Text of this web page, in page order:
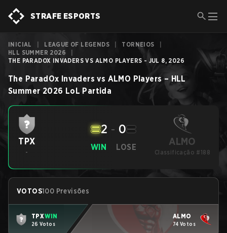
STRAFE ESPORTS
INICIAL LEAGUE OF LEGENDS TORNEIOS
HLL SUMMER 2026
THE PARADOX INVADERS VS ALMO PLAYERS - JUL 8, 2026
The ParadOx Invaders vs ALMO Players – HLL
Summer 2026 LoL Partida
TPX⁠
-
WIN
2 - 0
LOSE ALMO
Classificação #188
VOTOS100 Previsões
TPX⁠WIN
26 Votos
ALMO
74 Votos